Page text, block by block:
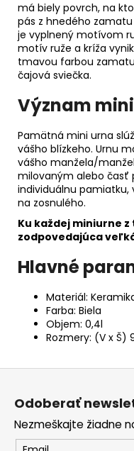
má biely povrch, na
pás z hnedého
je vyplnený motívom
motív ruže a kríža
tmavou farbou
čajová sviečka.
Význam
Pamätná mini urna
vášho blízkeho. Urnu
vášho manžela/
milovaným alebo časť
individuálnu pamiatku,
na zosnulého.
Ku každej miniurne
zodpovedajúca
Hlavné
Materiál:
Farba: Biela
Objem: 0,4l
Rozmery: (V x Š)
Odoberať
Nezmeškajte žiadne